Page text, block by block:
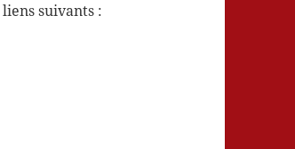
suivants :